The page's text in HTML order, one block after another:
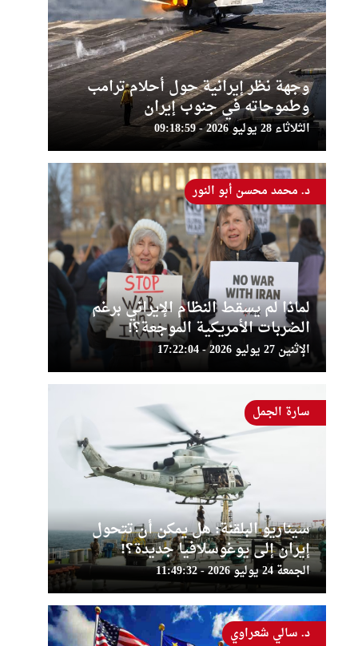
وجهة نظر إيرانية حول أحلام ترامب
وطموحاته في جنوب إيران
الثلاثاء 28 يوليو 2026 - 09:18:59
لماذا لم يسقط النظام الإيراني برغم
الضربات الأمريكية الموجعة؟!
الإثنين 27 يوليو 2026 - 17:22:04
د. محمد محسن أبو النور
سيناريو البلقنة: هل يمكن أن تتحول
إيران إلى يوغوسلافيا جديدة؟!
الجمعة 24 يوليو 2026 - 11:49:32
سارة الجمل
د. سالي شعراوي